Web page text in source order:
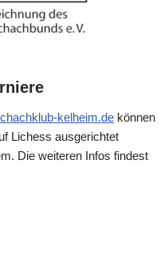
kelheim.de können
Lichess ausgerichtet
Die weiteren Infos findest